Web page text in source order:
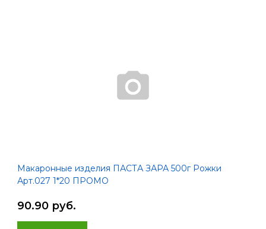
Макаронные изделия ПАСТА ЗАРА 500г Рожки
Арт.027 1*20 ПРОМО
90.90 руб.